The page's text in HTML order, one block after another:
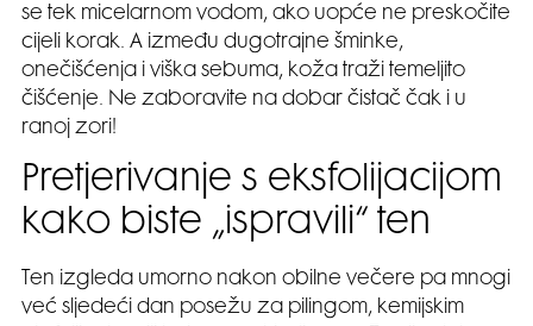
se tek micelarnom vodom, ako uopće ne preskočite
cijeli korak. A između dugotrajne šminke,
onečišćenja i viška sebuma, koža traži temeljito
čišćenje. Ne zaboravite na dobar čistač čak i u
ranoj zori!
Pretjerivanje s eksfolijacijom
kako biste „ispravili“ ten
Ten izgleda umorno nakon obilne večere pa mnogi
već sljedeći dan posežu za pilingom, kemijskim